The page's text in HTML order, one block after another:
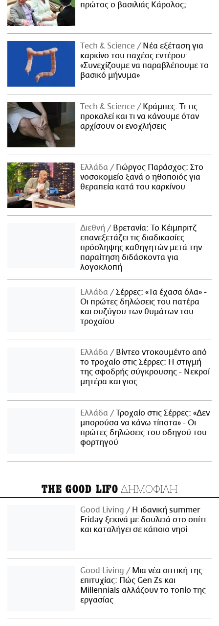
πρώτος ο βασιλιάς Κάρολος;
Τech & Science
Νέα εξέταση για
καρκίνο του παχέος εντέρου:
«Συνεχίζουμε να παραβλέπουμε το
βασικό μήνυμα»
Τech & Science
Κράμπες: Τι τις
προκαλεί και τι να κάνουμε όταν
αρχίσουν οι ενοχλήσεις
Ελλάδα
Γιώργος Παράσχος: Στο
νοσοκομείο ξανά ο ηθοποιός για
θεραπεία κατά του καρκίνου
Διεθνή
Βρετανία: Το Κέιμπριτζ
επανεξετάζει τις διαδικασίες
πρόσληψης καθηγητών μετά την
παραίτηση διδάσκοντα για
λογοκλοπή
Ελλάδα
Σέρρες: «Τα έχασα όλα» -
Οι πρώτες δηλώσεις του πατέρα
και συζύγου των θυμάτων του
τροχαίου
Ελλάδα
Βίντεο ντοκουμέντο από
το τροχαίο στις Σέρρες: Η στιγμή
της σφοδρής σύγκρουσης - Νεκροί
μητέρα και γιος
Ελλάδα
Τροχαίο στις Σέρρες: «Δεν
μπορούσα να κάνω τίποτα» - Οι
πρώτες δηλώσεις του οδηγού του
φορτηγού
THE GOOD LIFO ΔΗΜΟΦΙΛΗ
Good Living
Η ιδανική summer
Friday ξεκινά με δουλειά στο σπίτι
και καταλήγει σε κάποιο νησί
Good Living
Μια νέα οπτική της
επιτυχίας: Πώς Gen Zs και
Millennials αλλάζουν το τοπίο της
εργασίας